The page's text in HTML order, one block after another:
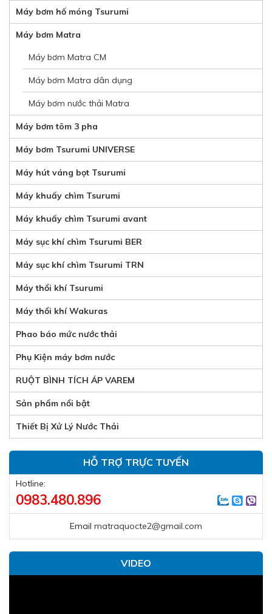
Máy bơm hố móng Tsurumi
Máy bơm Matra
Máy bơm Matra CM
Máy bơm Matra dân dụng
Máy bơm nước thải Matra
Máy bơm tõm 3 pha
Máy bơm Tsurumi UNIVERSE
Máy hút váng bọt Tsurumi
Máy khuấy chìm Tsurumi
Máy khuấy chìm Tsurumi avant
Máy sục khí chìm Tsurumi BER
Máy sục khí chìm Tsurumi TRN
Máy thổi khí Tsurumi
Máy thổi khí Wakuras
Phao báo mức nước thải
Phụ Kiện máy bơm nước
RUỘT BÌNH TÍCH ÁP VAREM
Sản phẩm nổi bật
Thiết Bị Xử Lý Nước Thải
HỖ TRỢ TRỰC TUYẾN
Hotline:
0983.480.896
Email matraquocte2@gmail.com
VIDEO